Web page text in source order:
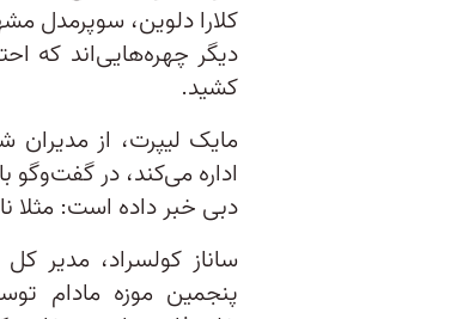
کلارا دلوین، سوپرمدل
دیگر چهره‌هایی‌اند که
کشید.
مایک لیپرت، از
اداره می‌کند، در
دبی خبر داده است:‌ مثلا
ساناز کولسراد، مدیر
پنجمین موزه مادام